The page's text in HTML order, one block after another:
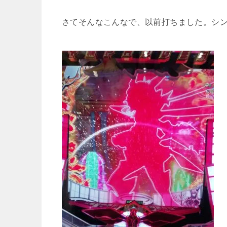
さてそんなこんなで、以前打ちました。シ